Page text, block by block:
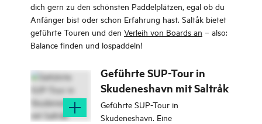
dich gern zu den schönsten Paddelplätzen, egal ob du
Anfänger bist oder schon Erfahrung hast. Saltåk bietet
geführte Touren und den Verleih von Boards an – also:
Balance finden und lospaddeln!
Geführte SUP-Tour in
Skudeneshavn mit Saltråk
Geführte SUP-Tour in
Skudeneshavn. Eine